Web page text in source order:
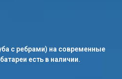
с ребрами) на современные
есть в наличии.